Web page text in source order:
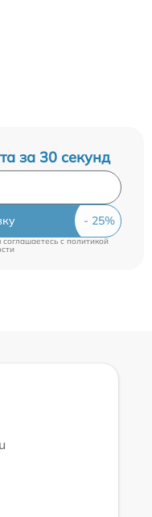
за 30 секунд
соглашаетесь cполитикой